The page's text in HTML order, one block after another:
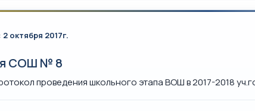
2 октября 2017г.
СОШ № 8
проведения школьного этапа ВОШ в 2017-2018